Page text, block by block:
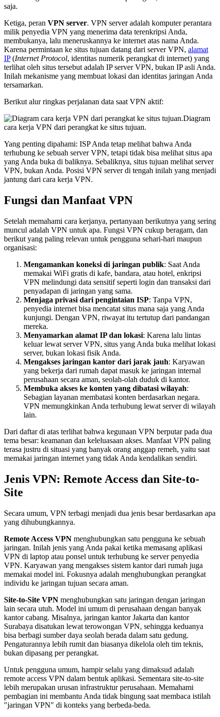
saja.
Ketiga, peran VPN server. VPN server adalah komputer perantara
milik penyedia VPN yang menerima data terenkripsi Anda,
membukanya, lalu meneruskannya ke internet atas nama Anda.
Karena permintaan ke situs tujuan datang dari server VPN, alamat
IP(Internet Protocol, identitas numerik perangkat di internet) yang
terlihat oleh situs tersebut adalah IP server VPN, bukan IP asli Anda.
Inilah mekanisme yang membuat lokasi dan identitas jaringan Anda
tersamarkan.
Berikut alur ringkas perjalanan data saat VPN aktif:
Diagram
cara kerja VPN dari perangkat ke situs tujuan.
Yang penting dipahami: ISP Anda tetap melihat bahwa Anda
terhubung ke sebuah server VPN, tetapi tidak bisa melihat situs apa
yang Anda buka di baliknya. Sebaliknya, situs tujuan melihat server
VPN, bukan Anda. Posisi VPN server di tengah inilah yang menjadi
jantung dari cara kerja VPN.
Fungsi dan Manfaat VPN
Setelah memahami cara kerjanya, pertanyaan berikutnya yang sering
muncul adalah VPN untuk apa. Fungsi VPN cukup beragam, dan
berikut yang paling relevan untuk pengguna sehari-hari maupun
organisasi:
Mengamankan koneksi di jaringan publik: Saat Anda
memakai WiFi gratis di kafe, bandara, atau hotel, enkripsi
VPN melindungi data sensitif seperti login dan transaksi dari
penyadapan di jaringan yang sama.
Menjaga privasi dari pengintaian ISP: Tanpa VPN,
penyedia internet bisa mencatat situs mana saja yang Anda
kunjungi. Dengan VPN, riwayat itu tertutup dari pandangan
mereka.
Menyamarkan alamat IP dan lokasi: Karena lalu lintas
keluar lewat server VPN, situs yang Anda buka melihat lokasi
server, bukan lokasi fisik Anda.
Mengakses jaringan kantor dari jarak jauh: Karyawan
yang bekerja dari rumah dapat masuk ke jaringan internal
perusahaan secara aman, seolah-olah duduk di kantor.
Membuka akses ke konten yang dibatasi wilayah:
Sebagian layanan membatasi konten berdasarkan negara.
VPN memungkinkan Anda terhubung lewat server di wilayah
lain.
Dari daftar di atas terlihat bahwa kegunaan VPN berputar pada dua
tema besar: keamanan dan keleluasaan akses. Manfaat VPN paling
terasa justru di situasi yang banyak orang anggap remeh, yaitu saat
memakai jaringan internet yang tidak Anda kendalikan sendiri.
Jenis VPN: Remote Access dan Site-to-
Site
Secara umum, VPN terbagi menjadi dua jenis besar berdasarkan apa
yang dihubungkannya.
Remote Access VPN menghubungkan satu pengguna ke sebuah
jaringan. Inilah jenis yang Anda pakai ketika memasang aplikasi
VPN di laptop atau ponsel untuk terhubung ke server penyedia
VPN. Karyawan yang mengakses sistem kantor dari rumah juga
memakai model ini. Fokusnya adalah menghubungkan perangkat
individu ke jaringan tujuan secara aman.
Site-to-Site VPN menghubungkan satu jaringan dengan jaringan
lain secara utuh. Model ini umum di perusahaan dengan banyak
kantor cabang. Misalnya, jaringan kantor Jakarta dan kantor
Surabaya disatukan lewat terowongan VPN, sehingga keduanya
bisa berbagi sumber daya seolah berada dalam satu gedung.
Pengaturannya lebih rumit dan biasanya dikelola oleh tim teknis,
bukan dipasang per perangkat.
Untuk pengguna umum, hampir selalu yang dimaksud adalah
remote access VPN dalam bentuk aplikasi. Sementara site-to-site
lebih merupakan urusan infrastruktur perusahaan. Memahami
pembagian ini membantu Anda tidak bingung saat membaca istilah
"jaringan VPN" di konteks yang berbeda-beda.